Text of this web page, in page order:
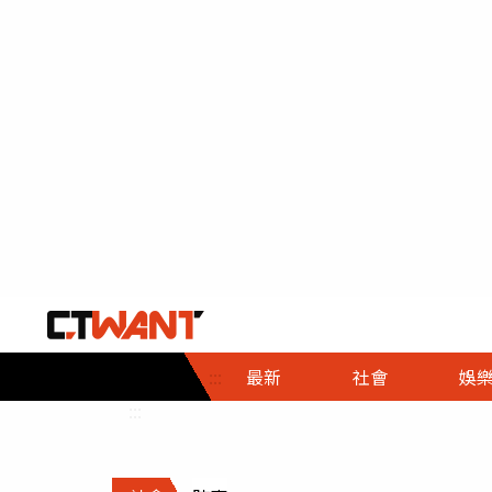
::: 最新 社會
社會首頁
時事
調查
娛樂
娛樂首頁
即時
財經首頁
熱線
政